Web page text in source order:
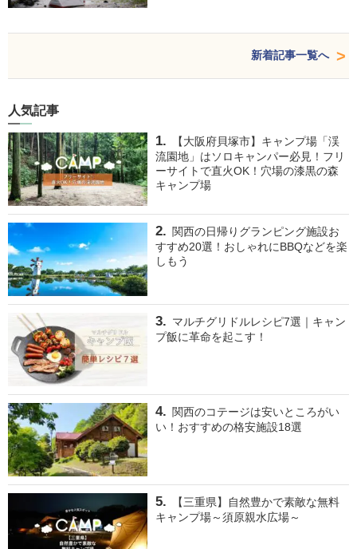
新着記事一覧へ
人気記事
【大阪府貝塚市】キャンプ場「渓
流園地」はソロキャンパー必見！フリ
ーサイトで直火OK！穴場の漆黒の森
キャンプ場
関西の日帰りグランピング施設お
すすめ20選！おしゃれにBBQなどを楽
しもう
マルチグリドルレシピ7選｜キャン
プ飯に革命を起こす！
関西のコテージは安いところがい
い！おすすめの格安施設18選
【三重県】自然豊かで素敵な無料
キャンプ場～須原親水広場～